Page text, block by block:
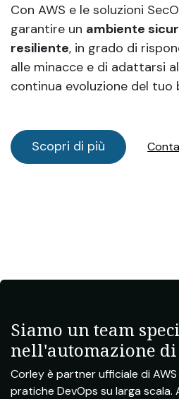
Con AWS e le soluzioni
garantire un ambiente
resiliente, in grado di
alle minacce e di adattarsi
continua evoluzione del tuo
Scopri di più
Siamo un team
nell'automazione
Corley è partner ufficiale di
pratiche DevOps su larga